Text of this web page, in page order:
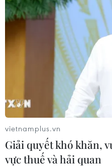
vietnamplus.vn
Giải quyết khó khăn,
vực thuế và hải quan